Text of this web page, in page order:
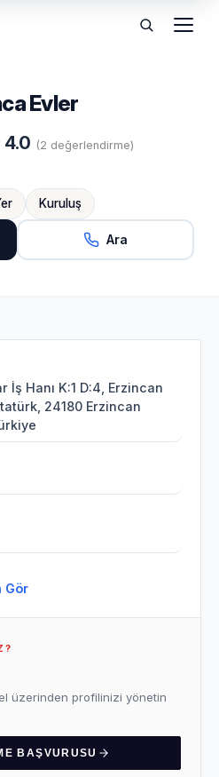
Menü
Evler
4.0 (2 değerlendirme)
Kuruluş
Ara
İş Hanı K:1 D:4, Erzincan
24180 Erzincan
Gör
üzerinden profilinizi yönetin
BAŞVURUSU